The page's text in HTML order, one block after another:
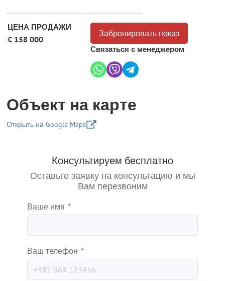
ЦЕНА ПРОДАЖИ
€ 158 000
Забронировать показ
Связаться с менеджером
Объект на карте
Открыть на Google Maps
Консультируем бесплатно
Оставьте заявку на консультацию и мы
Вам перезвоним
Ваше имя *
Ваш телефон *